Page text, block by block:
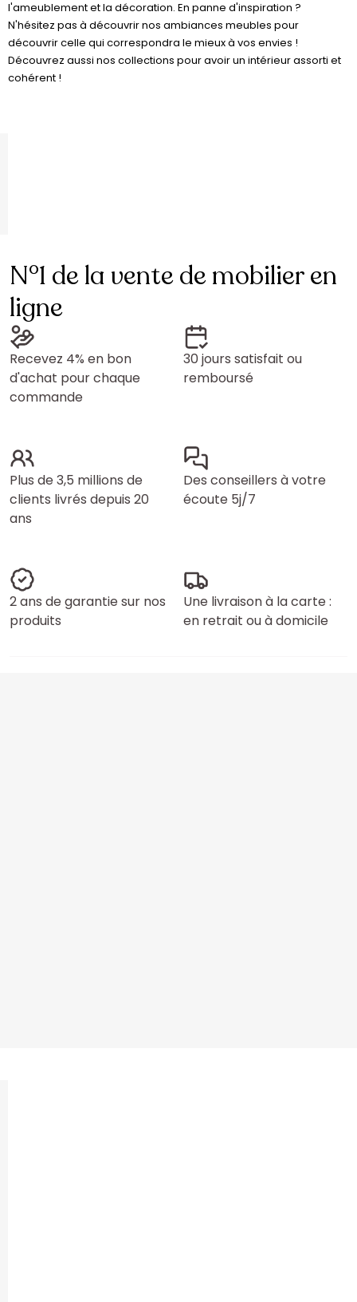
l'ameublement et la décoration. En panne d'inspiration ?
N'hésitez pas à découvrir nos ambiances meubles pour
découvrir celle qui correspondra le mieux à vos envies !
Découvrez aussi nos collections pour avoir un intérieur assorti et
cohérent !
N°1 de la vente de mobilier en
ligne
Recevez 4% en bon
d'achat pour chaque
commande
30 jours satisfait ou
remboursé
Plus de 3,5 millions de
clients livrés depuis 20
ans
Des conseillers à votre
écoute 5j/7
2 ans de garantie sur nos
produits
Une livraison à la carte :
en retrait ou à domicile